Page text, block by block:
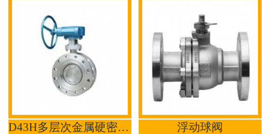
D43H多层次金属硬密封蝶阀 浮动球阀